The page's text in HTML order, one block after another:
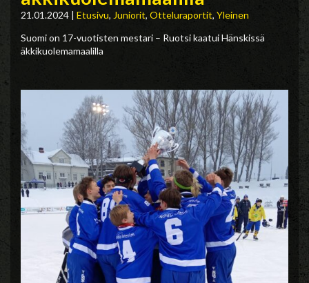
21.01.2024 | Etusivu, Juniorit, Otteluraportit, Yleinen
Suomi on 17-vuotisten mestari – Ruotsi kaatui Hänskissä
äkkikuolemamaalilla